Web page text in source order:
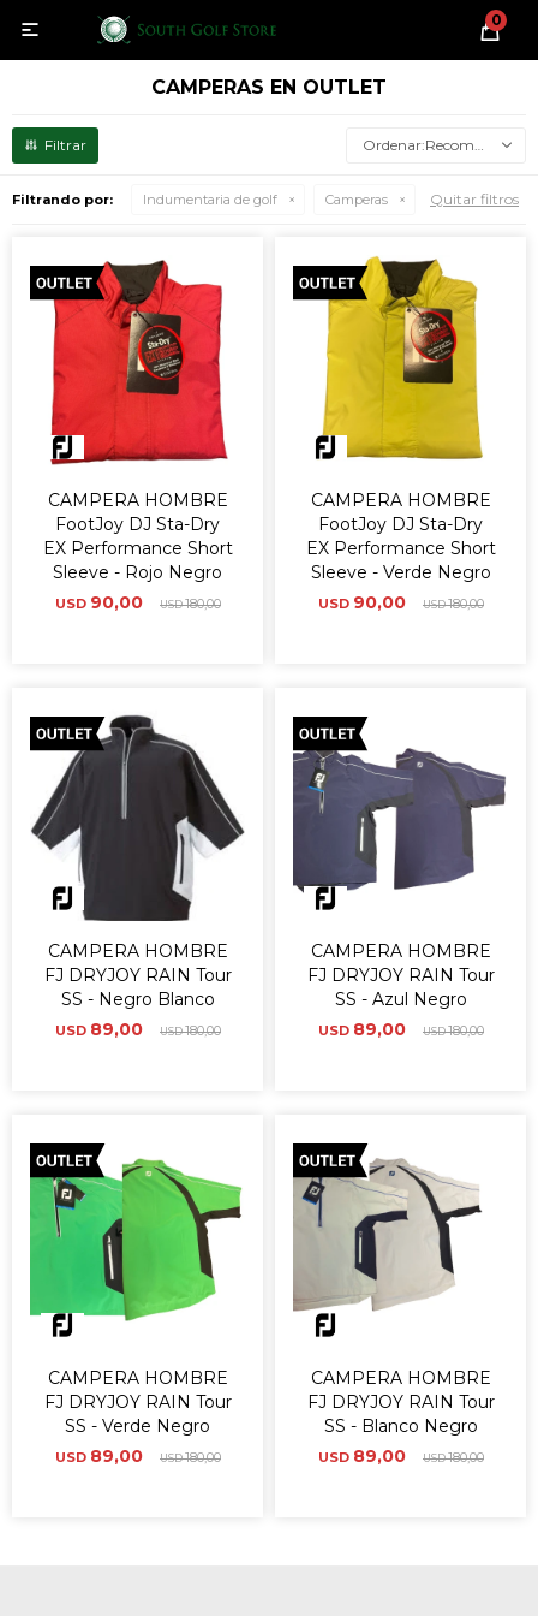
0

CAMPERAS EN OUTLET
Recomendados
Filtrando por: Indumentaria de golf Camperas Quitar filtros
CAMPERA HOMBRE
FootJoy DJ Sta-Dry
EX Performance Short
Sleeve - Rojo Negro
USD 90,00 USD180,00
CAMPERA HOMBRE
FootJoy DJ Sta-Dry
EX Performance Short
Sleeve - Verde Negro
USD 90,00 USD180,00
CAMPERA HOMBRE
FJ DRYJOY RAIN Tour
SS - Negro Blanco
USD 89,00 USD180,00
CAMPERA HOMBRE
FJ DRYJOY RAIN Tour
SS - Azul Negro
USD 89,00 USD180,00
CAMPERA HOMBRE
FJ DRYJOY RAIN Tour
SS - Verde Negro
USD 89,00 USD180,00
CAMPERA HOMBRE
FJ DRYJOY RAIN Tour
SS - Blanco Negro
USD 89,00 USD180,00